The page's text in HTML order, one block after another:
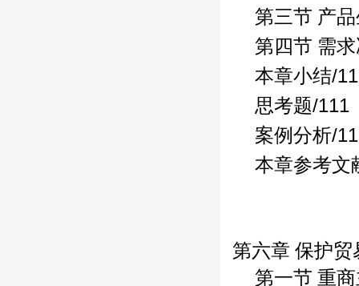
第三节 产
第四节 需
本章小结/
思考题/111
案例分析/
本章参考文
第六章 保护贸
第一节 重